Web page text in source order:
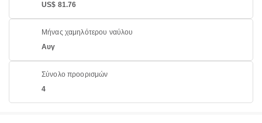
US$ 81.76
Μήνας χαμηλότερου ναύλου
Αυγ
Σύνολο προορισμών
4